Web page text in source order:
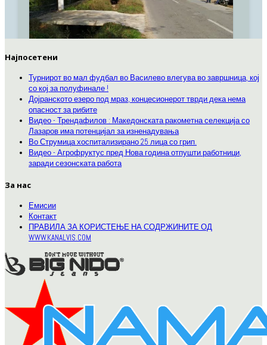
Најпосетени
Турнирот во мал фудбал во Василево влегува во завршница, кој
со кој за полуфинале !
Дојранското езеро под мраз, концесионерот тврди дека нема
опасност за рибите
Видео - Трендафилов : Македонската ракометна селекција со
Лазаров има потенцијал за изненадувања
Во Струмица хоспитализирано 25 лица со грип.
Видео - Агрофруктус пред Нова година отпушти работници,
заради сезонската работа
За нас
Емисии
Контакт
ПРАВИЛА ЗА КОРИСТЕЊЕ НА СОДРЖИНИТЕ ОД
WWW.KANALVIS.COM